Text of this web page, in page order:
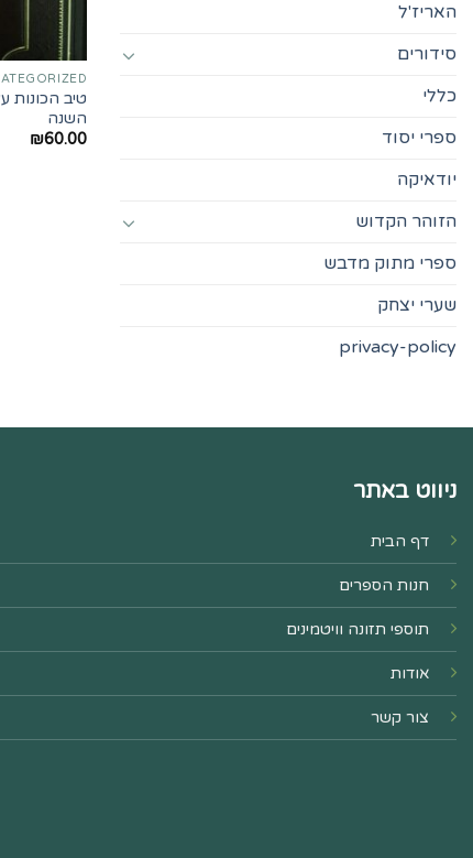
האריז'ל
סידורים
כללי
ספרי יסוד
יודאיקה
הזוהר הקדוש
ספרי מתוק מדבש
שערי יצחק
privacy-policy
טיב הכונות
השנה
₪60.00
ניווט באתר
דף הבית
חנות הספרים
תוספי תזונה וויטמינים
אודות
צור קשר